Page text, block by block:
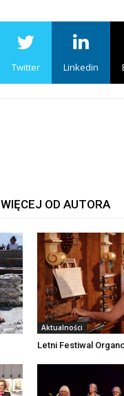
Twitter Linkedin
WIĘCEJ OD AUTORA
Aktualności
Letni Festiwal